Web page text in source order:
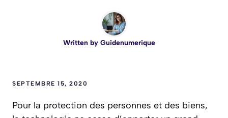
Written by Guidenumerique
SEPTEMBRE 15, 2020
Pour la protection des personnes et des biens,